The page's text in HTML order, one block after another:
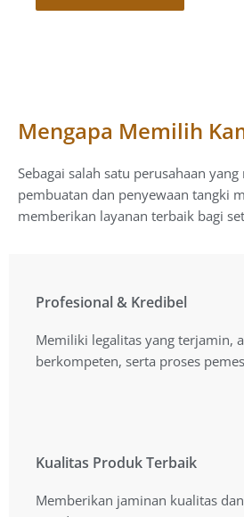
Mengapa Memilih
Sebagai salah satu perusahaan
pembuatan dan penyewaan tangki
memberikan layanan terbaik bagi
Profesional & Kredibel
Memiliki legalitas yang terjamin,
berkompeten, serta proses
Profesional & Kredibel
Memiliki legalitas yang terjamin,
berkompeten, serta proses
Kualitas Produk Terbaik
Memberikan jaminan kualitas
Kualitas Produk Terbaik
Memberikan jaminan kualitas